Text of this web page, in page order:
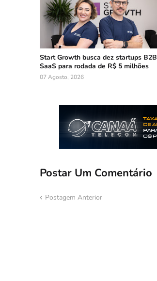
Start Growth busca dez startups B2B
SaaS para rodada de R$ 5 milhões
07 Agosto, 2026
Postar Um Comentário
Postagem Anterior